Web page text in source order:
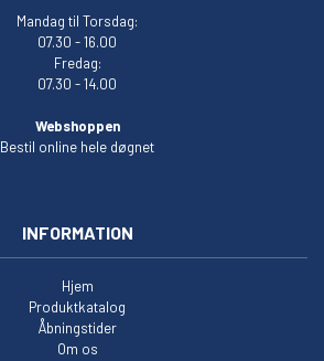
Mandag til Torsdag:
07.30 - 16.00
Fredag:
07.30 - 14.00
Webshoppen
Bestil online hele døgnet
INFORMATION
Hjem
Produktkatalog
Åbningstider
Om os